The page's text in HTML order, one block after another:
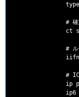
# 確
ct
# ル
#
ip
ip6